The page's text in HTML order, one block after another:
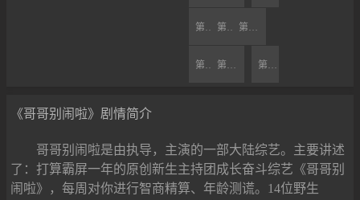
第10期 第11期 第12期
第13期
第14期 第15期
《哥哥别闹啦》剧情简介
哥哥别闹啦是由执导，主演的一部大陆综艺。主要讲述
了：打算霸屏一年的原创新生主持团成长奋斗综艺《哥哥别
闹啦》，每周对你进行智商精算、年龄测谎。14位野生